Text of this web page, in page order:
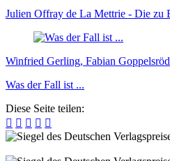
Julien Offray de La Mettrie - Die zu
Winfried Gerling, Fabian
Was der Fall ist ...
Diese Seite teilen:
    